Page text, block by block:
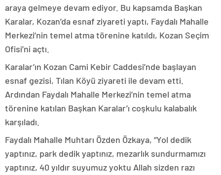
araya gelmeye devam ediyor. Bu kapsamda Başkan
Karalar, Kozan’da esnaf ziyareti yaptı, Faydalı Mahalle
Merkezi’nin temel atma törenine katıldı, Kozan Seçim
Ofisi’ni açtı.
Karalar’ın Kozan Cami Kebir Caddesi’nde başlayan
esnaf gezisi, Tılan Köyü ziyareti ile devam etti.
Ardından Faydalı Mahalle Merkezi’nin temel atma
törenine katılan Başkan Karalar’ı coşkulu kalabalık
karşıladı.
Faydalı Mahalle Muhtarı Özden Özkaya, “Yol dedik
yaptınız, park dedik yaptınız, mezarlık sundurmamızı
yaptınız, 40 yıldır suyumuz yoktu Allah sizden razı